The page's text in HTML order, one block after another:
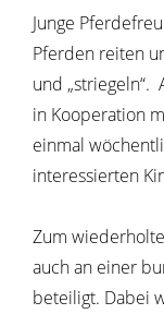
Junge
Pferden reiten
und „striegeln“.
in Kooperation
einmal
interessierten
Zum
auch an einer
beteiligt. Dabei